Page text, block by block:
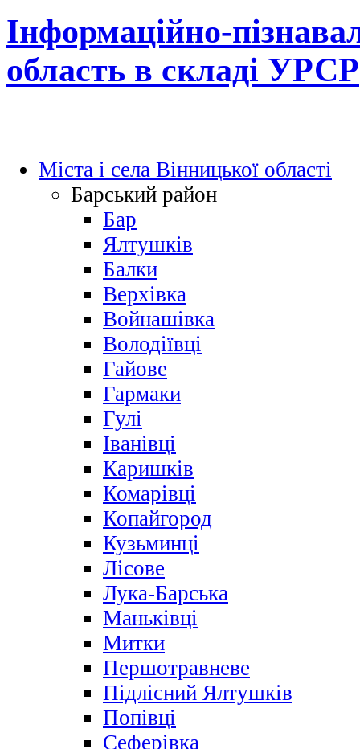
Інформаційно-
область в складі УРСР
Міста і села Вінницької області
Барський район
Бар
Ялтушків
Балки
Верхівка
Войнашівка
Володіївці
Гайове
Гармаки
Гулі
Іванівці
Каришків
Комарівці
Копайгород
Кузьминці
Лісове
Лука-Барська
Маньківці
Митки
Першотравневе
Підлісний Ялтушків
Попівці
Сеферівка